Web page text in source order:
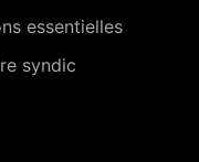
essentielles
syndic